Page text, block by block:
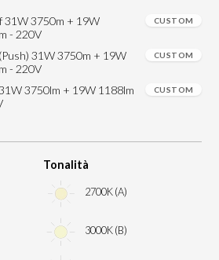
31W 3750m + 19W
- 220V
CUSTOM
31W 3750m + 19W
- 220V
CUSTOM
3750lm + 19W 1188lm
CUSTOM
Tonalità
2700K (A)
3000K (B)